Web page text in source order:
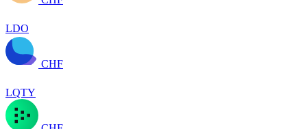
LDO
CHF
LQTY